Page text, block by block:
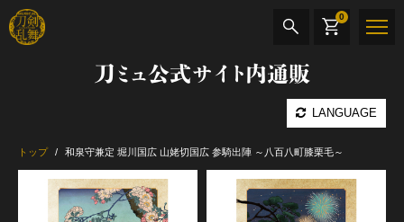
刀ミュ公式サイト内通販
LANGUAGE
0
CD・DVD その他
トップ 和泉守兼定 堀川国広 山姥切国広 参騎出陣 ～八百八町膝栗毛～